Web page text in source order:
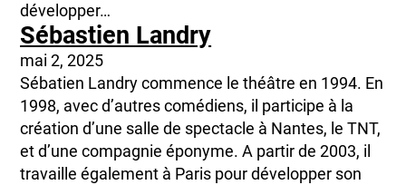
développer…
Sébastien Landry
mai 2, 2025
Sébatien Landry commence le théâtre en 1994. En
1998, avec d’autres comédiens, il participe à la
création d’une salle de spectacle à Nantes, le TNT,
et d’une compagnie éponyme. A partir de 2003, il
travaille également à Paris pour développer son